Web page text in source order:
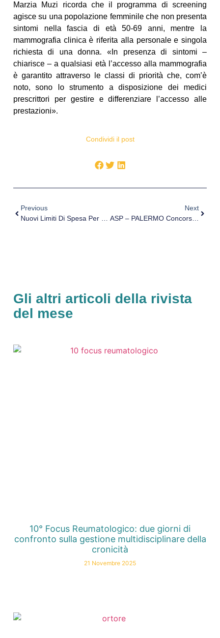
Marzia Muzi ricorda che il programma di screening
agisce su una popolazione femminile che non presenta
sintomi nella fascia di età 50-69 anni, mentre la
mammografia clinica è riferita alla personale e singola
richiesta di una donna. «In presenza di sintomi –
chiarisce – a qualsiasi età l’accesso alla mammografia
è garantito attraverso le classi di priorità che, com’è
noto, sono lo strumento a disposizione dei medici
prescrittori per gestire e differenziare l’accesso alle
prestazioni».
Condividi il post
Previous
Nuovi Limiti Di Spesa Per I Prodotti Senza Glutine Dal 1 Gennaio 2019
Next
ASP – PALERMO Concorso Pubblico, Scad. 3 Febbraio 2019 Concorso Per Titoli Ed Esami, Per La Copertura Di Posti Di Vari Profili Professionali, Riservato Esclusivamente Ai Soggetti Disabili Di Cui All’articolo 1 Della Legge N. 68/1999.
Gli altri articoli della rivista
del mese
10° Focus Reumatologico: due giorni di
confronto sulla gestione multidisciplinare della
cronicità
21 Novembre 2025